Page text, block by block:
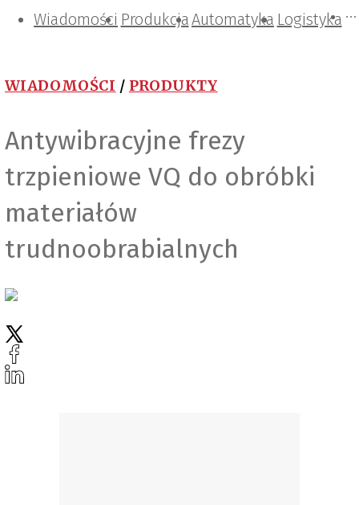
Wiadomości ProdukcjaAutomatyka Logistyka
Projektowanie i konstrukcje
Zarządzanie i IT
Tematy specjalne
WIADOMOŚCI / PRODUKTY
Antywibracyjne frezy
trzpieniowe VQ do obróbki
materiałów
trudnoobrabialnych